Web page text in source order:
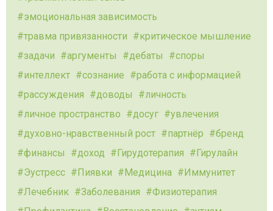
эмоциональная зависимость
травма привязанности
критическое мышление
задачи
аргументы дебаты
споры
интеллект
сознание
работа с информацией
рассуждения
доводы
личность
личное пространство
досуг
увлечения
духовно-нравственный рост
партнёр
бренд
финансы
доход Гирудотерапия
Гирулайн
Эустресс
Пиявки Медицина
Иммунитет
Лечебник
Заболевания
Физиотерапия